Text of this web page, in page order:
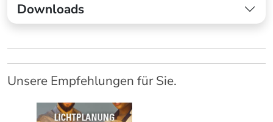
Downloads
Unsere Empfehlungen für Sie.